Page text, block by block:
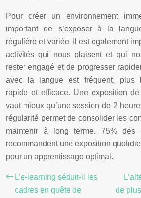
Pour créer un environnement
important de s’exposer à la
régulière et variée. Il est également
activités qui nous plaisent et qui
rester engagé et de progresser
avec la langue est fréquent, plus
rapide et efficace. Une exposition
vaut mieux qu’une session de 2
régularité permet de consolider les
maintenir à long terme. 75% des
recommandent une exposition
pour un apprentissage optimal.
L’e-learning séduit-il les
cadres en quête de
de